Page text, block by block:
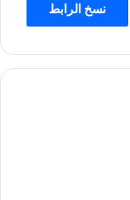
نسخ الرابط